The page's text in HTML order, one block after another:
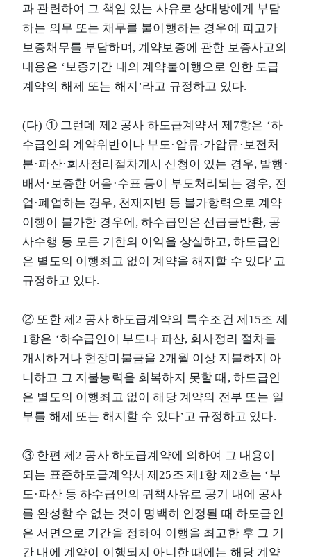
과 관련하여 그 책임 있는 사유로 상대방에게 부담
하는 의무 또는 채무를 불이행하는 경우에 피고가
보증채무를 부담하며, 계약보증에 관한 보증사고의
내용은 ‘보증기간 내의 계약불이행으로 인한 도급
계약의 해제 또는 해지’라고 규정하고 있다.
(다) ① 그런데 제2 공사 하도급계약서 제7항은 ‘하
수급인의 계약위반이나 부도·압류·가압류·보전처
분·파산·회사정리절차개시 신청이 있는 경우, 발행·
배서·보증한 어음·수표 등이 부도처리되는 경우, 전
업·폐업하는 경우, 천재지변 등 불가항력으로 계약
이행이 불가한 경우에, 하수급인은 선급금반환, 공
사수행 등 모든 기한의 이익을 상실하고, 하도급인
은 별도의 이행최고 없이 계약을 해지할 수 있다’고
규정하고 있다.
② 또한 제2 공사 하도급계약의 특수조건 제15조 제
1항은 ‘하수급인이 부도나 파산, 회사정리 절차를
개시하거나 현장미불금을 2개월 이상 지불하지 아
니하고 그 지불능력을 회복하지 못할 때, 하도급인
은 별도의 이행최고 없이 해당 계약의 전부 또는 일
부를 해제 또는 해지할 수 있다’고 규정하고 있다.
③ 한편 제2 공사 하도급계약에 의하여 그 내용이
되는 표준하도급계약서 제25조 제1항 제2호는 ‘부
도·파산 등 하수급인의 귀책사유로 공기 내에 공사
를 완성할 수 없는 것이 명백히 인정될 때 하도급인
은 서면으로 기간을 정하여 이행을 최고한 후 그 기
간 내에 계약이 이행되지 아니한 때에는 해당 계약